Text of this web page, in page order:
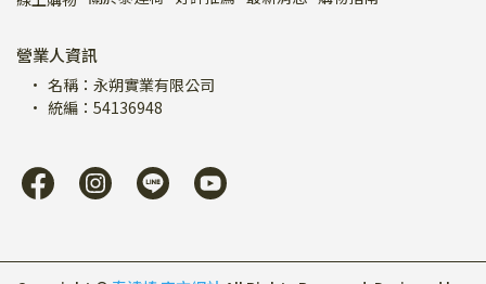
營業人資訊
名稱：永朔實業有限公司
統編：54136948